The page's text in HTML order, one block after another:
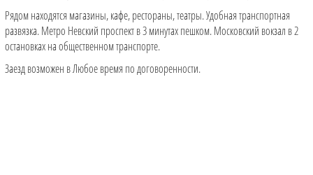
Рядом находятся магазины, кафе, рестораны, театры. Удобная транспортная
развязка. Метро Невский проспект в 3 минутах пешком. Московский вокзал в 2
остановках на общественном транспорте.
Заезд возможен в Любое время по договоренности.